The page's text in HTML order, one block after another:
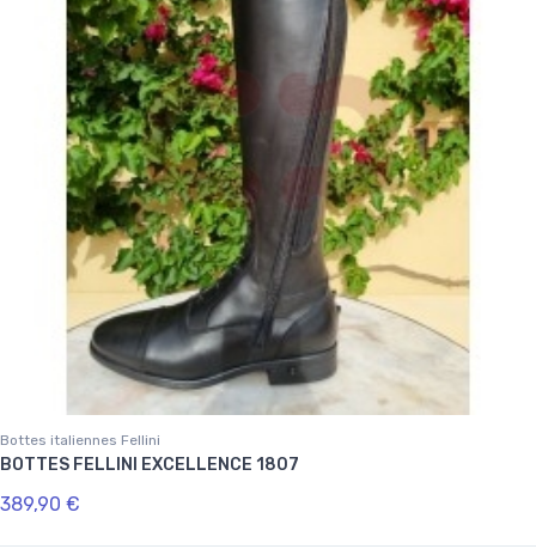
Bottes italiennes Fellini
BOTTES FELLINI EXCELLENCE 1807
389,90 €